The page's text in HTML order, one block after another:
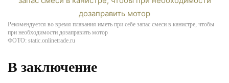
Рекомендуется во время плавания иметь при себе запас смеси в канистре, чтобы
при необходимости дозаправить мотор
ФОТО: static.onlinetrade.ru
В заключение